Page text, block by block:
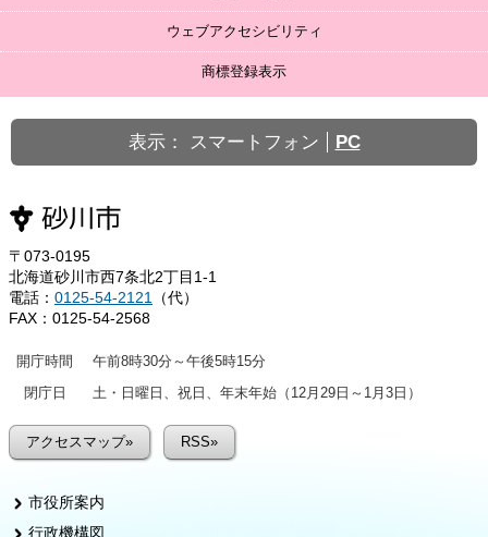
ウェブアクセシビリティ
商標登録表示
表示： スマートフォン PC
〒073-0195
北海道砂川市西7条北2丁目1-1
電話： 0125-54-2121
（代）
FAX：0125-54-2568
開庁時間
午前8時30分～午後5時15分
閉庁日
土・日曜日、祝日、年末年始（12月29日～1月3日）
アクセスマップ» RSS»
市役所案内
行政機構図